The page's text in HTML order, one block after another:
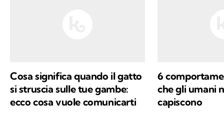
Cosa significa quando il gatto
si struscia sulle tue gambe:
ecco cosa vuole comunicarti
6
che gli umani
capiscono